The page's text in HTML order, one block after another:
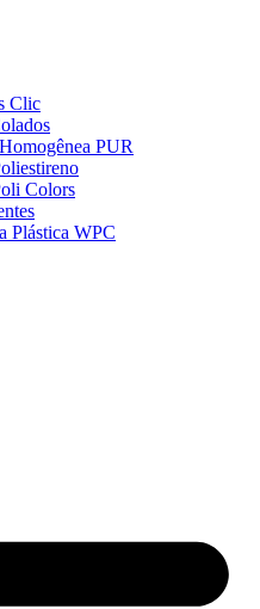
Clic
PUR
Colors
Plástica WPC